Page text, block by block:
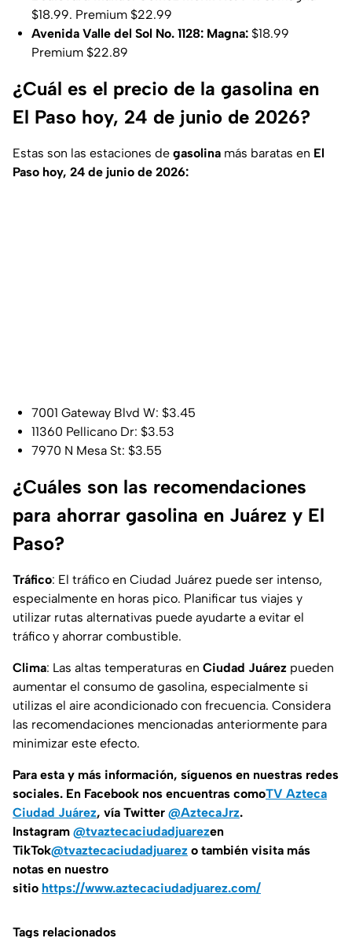
$18.99. Premium $22.99
Avenida Valle del Sol No. 1128: Magna: $18.99
Premium $22.89
¿Cuál es el precio de la gasolina en
El Paso hoy, 24 de junio de 2026?
Estas son las estaciones de gasolina más baratas en El
Paso hoy, 24 de junio de 2026:
7001 Gateway Blvd W: $3.45
11360 Pellicano Dr: $3.53
7970 N Mesa St: $3.55
¿Cuáles son las recomendaciones
para ahorrar gasolina en Juárez y El
Paso?
Tráfico: El tráfico en Ciudad Juárez puede ser intenso,
especialmente en horas pico. Planificar tus viajes y
utilizar rutas alternativas puede ayudarte a evitar el
tráfico y ahorrar combustible.
Clima: Las altas temperaturas en Ciudad Juárez pueden
aumentar el consumo de gasolina, especialmente si
utilizas el aire acondicionado con frecuencia. Considera
las recomendaciones mencionadas anteriormente para
minimizar este efecto.
Para esta y más información, síguenos en nuestras redes
sociales. En Facebook nos encuentras comoTV Azteca
Ciudad Juárez, vía Twitter @AztecaJrz.
Instagram @tvaztecaciudadjuarezen
TikTok@tvaztecaciudadjuarez o también visita más
notas en nuestro
sitio https://www.aztecaciudadjuarez.com/
Tags relacionados